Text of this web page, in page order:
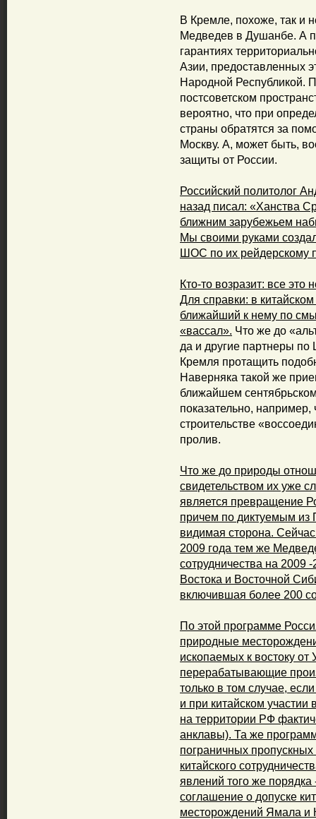
В Кремле, похоже, так и
Медведев в Душанбе. А
гарантиях
Азии, предоставленных
Народной Республикой.
постсоветском
вероятно, что при
страны обратятся за
Москву. А, может быть,
защиты от России.
Российский политолог
назад писал: «Ханства
ближним зарубежьем
Мы своими руками
ШОС по их рейдерскому
Кто-то возразит: все
Для справки: в
ближайший к нему по
«вассал». Что же до
да и другие партнеры
Кремля протащить
Наверняка такой же
ближайшем
показательно, например,
строительстве
пролив.
Что же до природы
свидетельством их уже
является превращение
причем по диктуемым из
видимая сторона.
2009 года тем же
сотрудничества на 2009
Востока и Восточной
включившая более 200
По этой программе
природные
ископаемых к востоку от
перерабатывающие
только в том случае,
и при китайском участии
на территории РФ
анклавы). Та же
пограничных пропускных
китайского
явлений того же
соглашение о допуске
месторождений Ямала и